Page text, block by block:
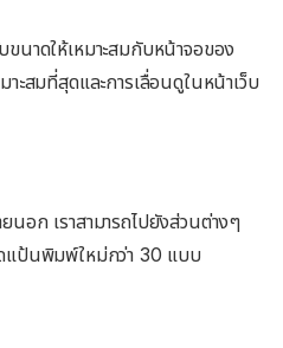
ขนาดให้เหมาะสมกับหน้าจอของ
ะสมที่สุดและการเลื่อนดูในหน้าเว็บ
อก เราสามารถไปยังส่วนต่างๆ
แป้นพิมพ์ใหม่กว่า 30 แบบ